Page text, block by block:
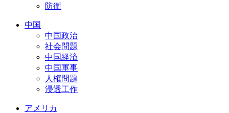
防衛
中国
中国政治
社会問題
中国経済
中国軍事
人権問題
浸透工作
アメリカ